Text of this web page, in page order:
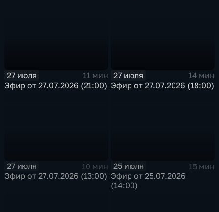
27 июля
11 мин
Эфир от 27.07.2026 (21:00)
27 июля
14 мин
Эфир от 27.07.2026 (18:00)
27 июля
10 мин
Эфир от 27.07.2026 (13:00)
25 июля
15 мин
Эфир от 25.07.2026
(14:00)